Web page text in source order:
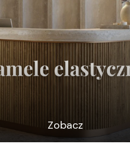
Zobacz